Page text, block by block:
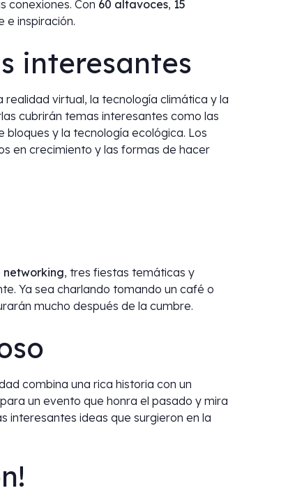
conexiones. Con 60 altavoces, 15
e inspiración.
interesantes
virtual, la tecnología climática y la
cubrirán temas interesantes como las
y la tecnología ecológica. Los
en crecimiento y las formas de hacer
networking, tres fiestas temáticas y
Ya sea charlando tomando un café o
mucho después de la cumbre.
combina una rica historia con un
un evento que honra el pasado y mira
interesantes ideas que surgieron en la